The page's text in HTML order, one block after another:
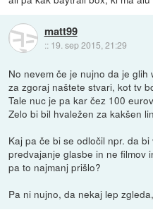
matt99
:: 19. sep 2015, 21:29
No nevem če je nujno da je
za zgoraj naštete stvari, kot tv
Tale nuc je pa kar čez 100
Zelo bi bil hvaležen za kakšen
Kaj pa če bi se odločil npr. da
predvajanje glasbe in ne filmov
pa to najmanj prišlo?
Pa ni nujno, da nekaj lep